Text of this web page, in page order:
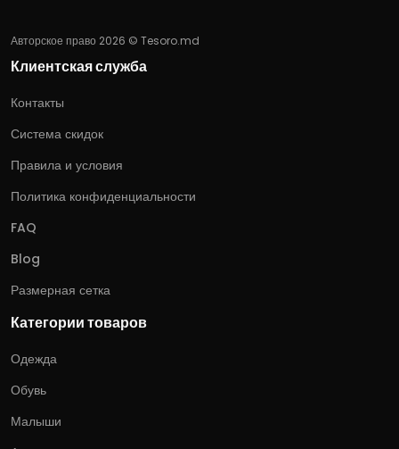
Авторское право 2026 © Tesoro.md
Клиентская служба
Контакты
Система скидок
Правила и условия
Политика конфиденциальности
FAQ
Blog
Размерная сетка
Категории товаров
Одежда
Обувь
Малыши